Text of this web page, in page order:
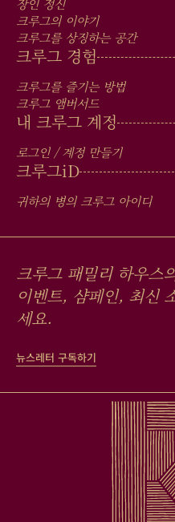
IN
FOOTER
크루그의 이야기
크루그를 상징하는 공간
크루그 경험
크루그를 즐기는 방법
크루그 앰버서드
내 크루그 계정
로그인 / 계정 만들기
크루그iD
귀하의 병의 크루그 아이디
크루그 패밀리 하우스
이벤트, 샴페인, 최신
세요.
뉴스레터 구독하기